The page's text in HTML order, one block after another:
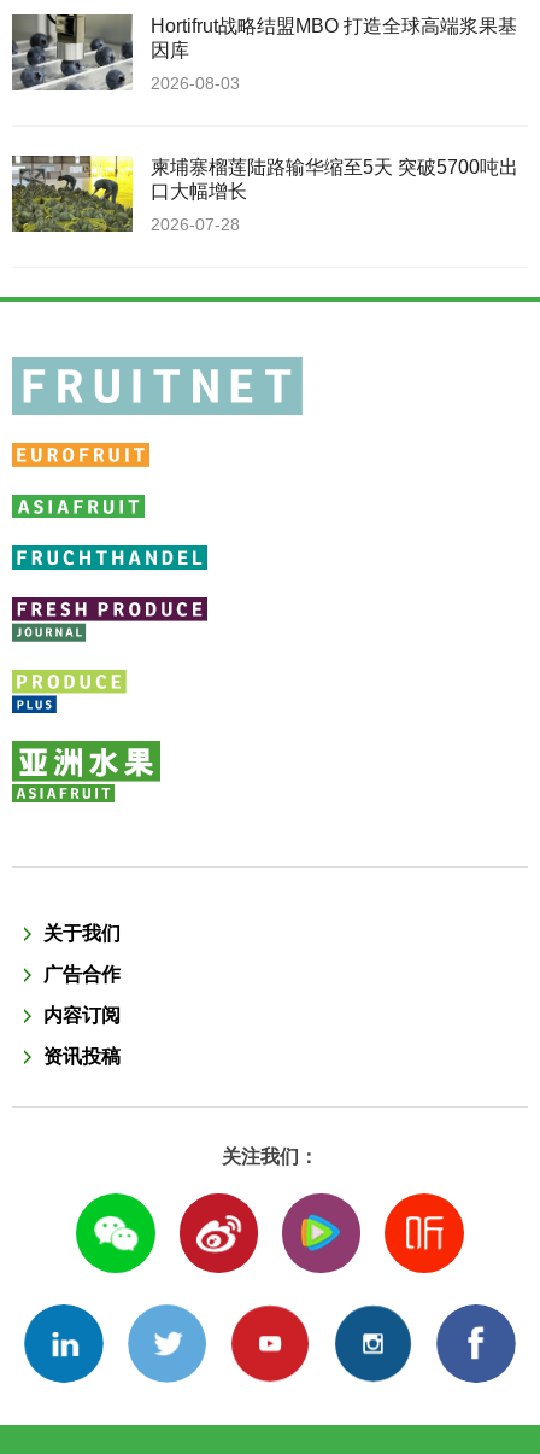
Hortifrut战略结盟MBO 打造全球高端浆果基
因库
2026-08-03
柬埔寨榴莲陆路输华缩至5天 突破5700吨出
口大幅增长
2026-07-28
关于我们
广告合作
内容订阅
资讯投稿
关注我们：